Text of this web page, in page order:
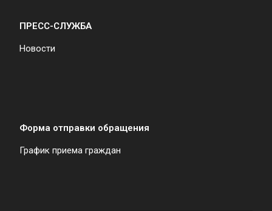
ПРЕСС-СЛУЖБА
Новости
Форма отправки обращения
График приема граждан